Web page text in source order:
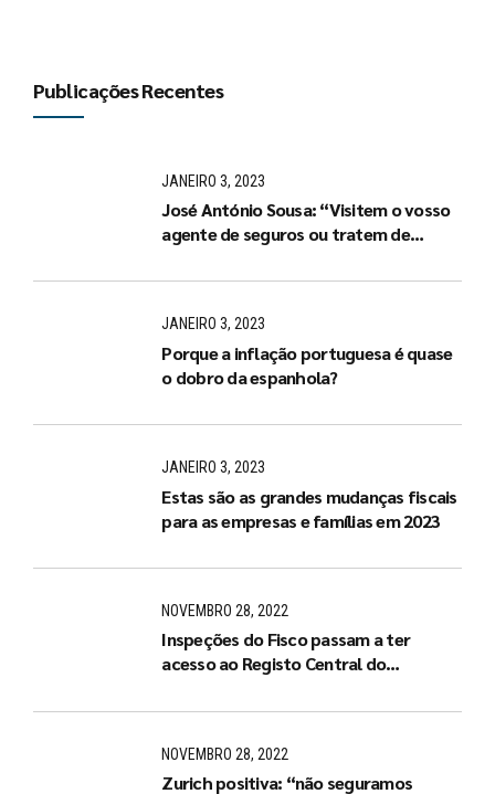
Publicações Recentes
JANEIRO 3, 2023
José António Sousa: “Visitem o vosso
agente de seguros ou tratem de
JANEIRO 3, 2023
Porque a inflação portuguesa é quase
o dobro da espanhola?
JANEIRO 3, 2023
Estas são as grandes mudanças fiscais
para as empresas e famílias em 2023
NOVEMBRO 28, 2022
Inspeções do Fisco passam a ter
acesso ao Registo Central do
NOVEMBRO 28, 2022
Zurich positiva: “não seguramos